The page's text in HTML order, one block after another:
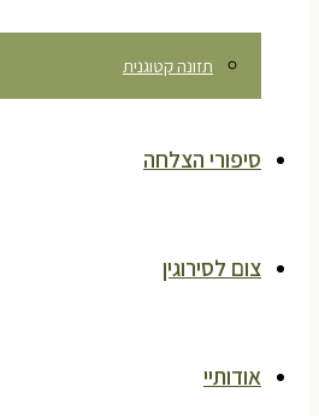
תזונה קטוגנית
סיפורי הצלחה
צום לסירוגין
אודותיי